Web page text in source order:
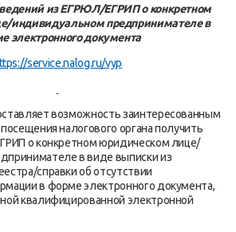
из ЕГРЮЛ/ЕГРИП о конкретном
индивидуальном предпринимателе в
электронного документа
service.nalog.ru/vyp
возможность заинтересованным
налогового органа получить
о конкретном юридическом лице/
в виде выписки из
справки об отсутствии
в форме электронного документа,
квалифицированной электронной